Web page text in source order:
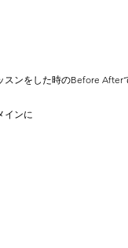
スンをした時のBefore After
インに